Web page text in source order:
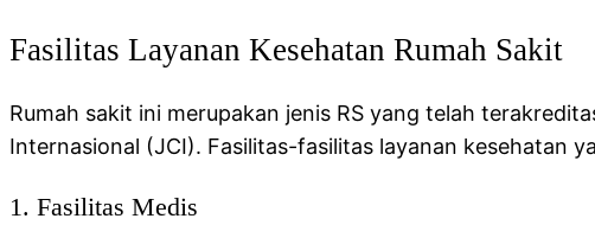
Fasilitas Layanan Kesehatan Rumah Sakit
Rumah sakit ini merupakan jenis RS yang telah
Internasional (JCI). Fasilitas-fasilitas layanan kesehatan
1. Fasilitas Medis